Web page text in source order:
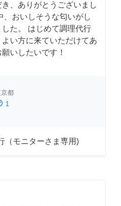
、ありがとうございまし
、おいしそうな匂いがし
た。 はじめて調理代行
い方に来ていただけてあ
いしたいです！
都
1
（モニターさま専用)